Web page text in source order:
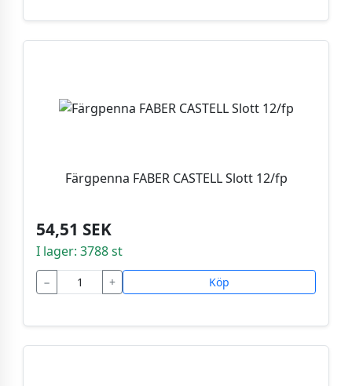
Färgpenna FABER CASTELL Slott 12/fp
54,51 SEK
I lager: 3788 st
− + Köp